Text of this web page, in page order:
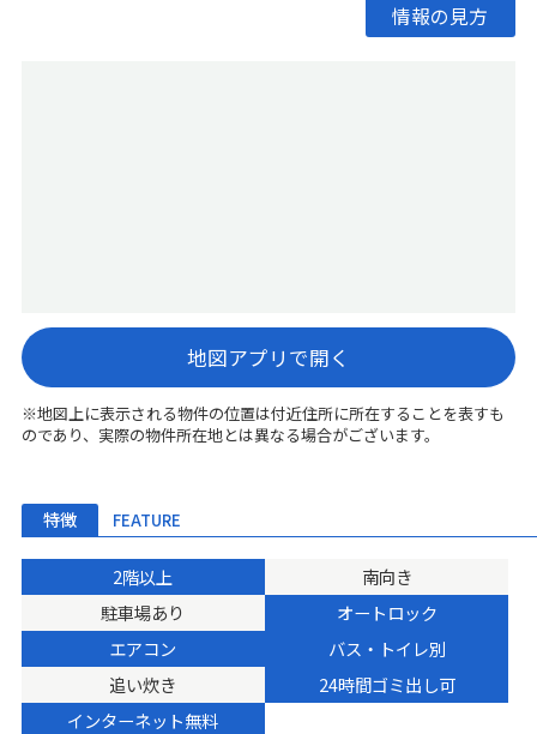
情報の見方
地図アプリで開く
※地図上に表示される物件の位置は付近住所に所在することを表すも
のであり、実際の物件所在地とは異なる場合がございます。
特徴 FEATURE
2階以上
南向き
駐車場あり
オートロック
エアコン
バス・トイレ別
追い炊き
24時間ゴミ出し可
インターネット無料